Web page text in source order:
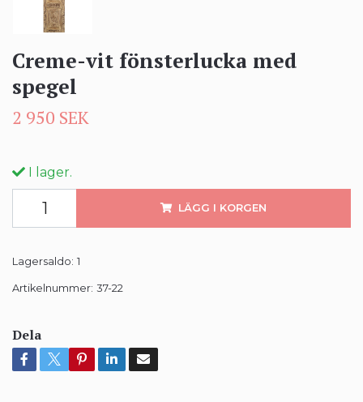
Creme-vit fönsterlucka med
spegel
2 950 SEK
I lager.
LÄGG I KORGEN
Lagersaldo: 1
Artikelnummer: 37-22
Dela